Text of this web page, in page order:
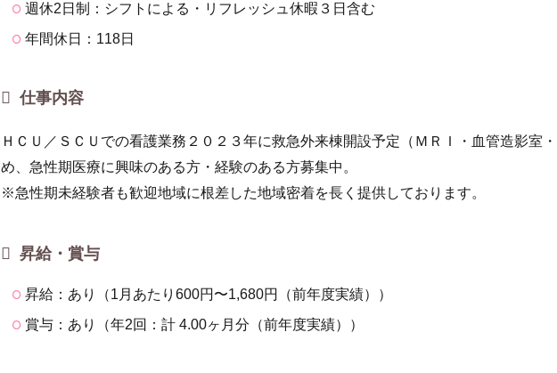
週休2日制：シフトによる・リフレッシュ休暇３日含む
年間休日：118日
仕事内容
ＨＣＵ／ＳＣＵでの看護業務２０２３年に救急外来棟開設予定（ＭＲＩ・血管造影室
め、急性期医療に興味のある方・経験のある方募集中。
※急性期未経験者も歓迎地域に根差した地域密着を長く提供しております。
昇給・賞与
昇給：あり（1月あたり600円〜1,680円（前年度実績））
賞与：あり（年2回：計 4.00ヶ月分（前年度実績））